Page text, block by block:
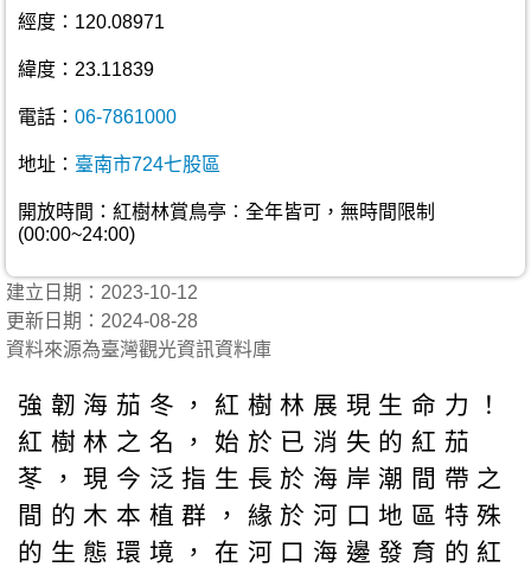
經度：120.08971
緯度：23.11839
電話： 06-7861000
地址： 臺南市724七股區
開放時間：紅樹林賞鳥亭︰全年皆可，無時間限制
(00:00~24:00)
建立日期：2023-10-12
更新日期：2024-08-28
資料來源為臺灣觀光資訊資料庫
強韌海茄冬，紅樹林展現生命力！
紅樹林之名，始於已消失的紅茄
苳，現今泛指生長於海岸潮間帶之
間的木本植群，緣於河口地區特殊
的生態環境，在河口海邊發育的紅